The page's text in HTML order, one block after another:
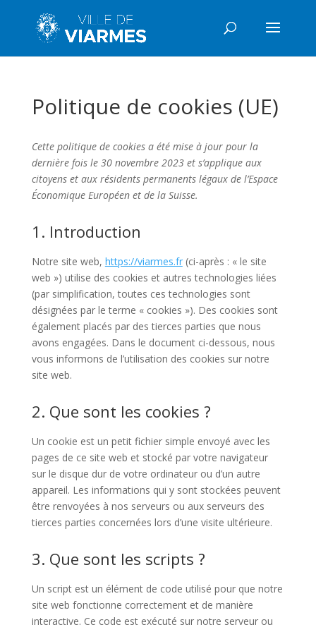
Politique de cookies (UE)
Cette politique de cookies a été mise à jour pour la
dernière fois le 30 novembre 2023 et s’applique aux
citoyens et aux résidents permanents légaux de l’Espace
Économique Européen et de la Suisse.
1. Introduction
Notre site web, https://viarmes.fr(ci-après : « le site
web ») utilise des cookies et autres technologies liées
(par simplification, toutes ces technologies sont
désignées par le terme « cookies »). Des cookies sont
également placés par des tierces parties que nous
avons engagées. Dans le document ci-dessous, nous
vous informons de l’utilisation des cookies sur notre
site web.
2. Que sont les cookies ?
Un cookie est un petit fichier simple envoyé avec les
pages de ce site web et stocké par votre navigateur
sur le disque dur de votre ordinateur ou d’un autre
appareil. Les informations qui y sont stockées peuvent
être renvoyées à nos serveurs ou aux serveurs des
tierces parties concernées lors d’une visite ultérieure.
3. Que sont les scripts ?
Un script est un élément de code utilisé pour que notre
site web fonctionne correctement et de manière
interactive. Ce code est exécuté sur notre serveur ou